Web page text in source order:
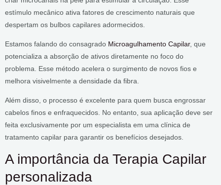
estímulo mecânico ativa fatores de crescimento naturais que
despertam os bulbos capilares adormecidos.
Estamos falando do consagrado Microagulhamento Capilar, que
potencializa a absorção de ativos diretamente no foco do
problema. Esse método acelera o surgimento de novos fios e
melhora visivelmente a densidade da fibra.
Além disso, o processo é excelente para quem busca engrossar
cabelos finos e enfraquecidos. No entanto, sua aplicação deve ser
feita exclusivamente por um especialista em uma clínica de
tratamento capilar para garantir os benefícios desejados.
A importância da Terapia Capilar
personalizada